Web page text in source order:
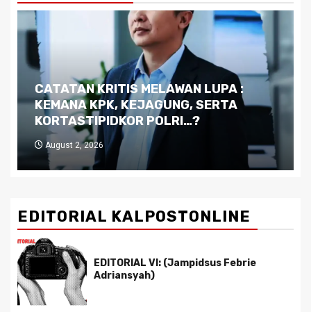
Dilema Kaltim di Tengah Krisis:
Kutukan Sumber Daya Alam dan
Pemimpin yang Tak Kreatif
July 29, 2026
EDITORIAL KALPOSTONLINE
EDITORIAL VI: (Jampidsus Febrie
Adriansyah)